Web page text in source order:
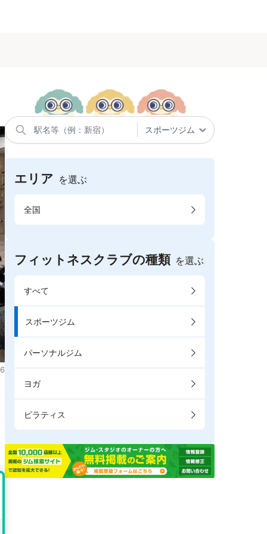
エリア を選ぶ
全国
フィットネスクラブの種類 を選ぶ
すべて
スポーツジム
パーソナルジム
ヨガ
ピラティス